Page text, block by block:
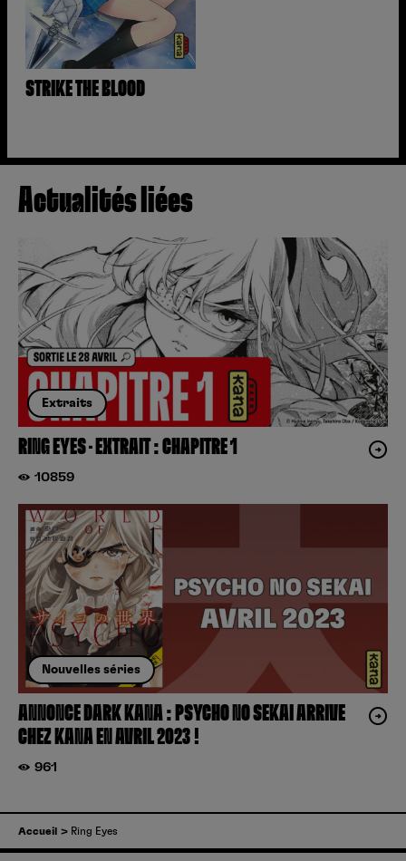
STRIKE THE BLOOD
Actualités liées
Extraits
RING EYES – EXTRAIT : CHAPITRE 1
10859
Nouvelles séries
ANNONCE DARK KANA : PSYCHO NO SEKAI ARRIVE
CHEZ KANA EN AVRIL 2023 !
961
Accueil Ring Eyes